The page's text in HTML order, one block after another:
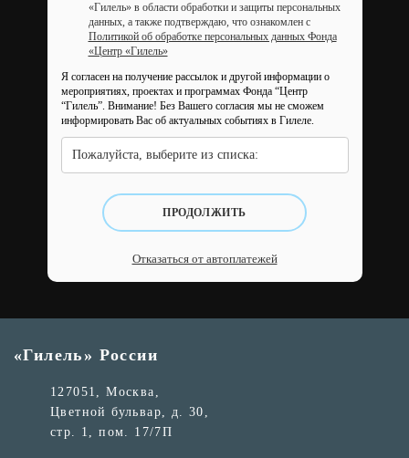
«Гилель» в области обработки и защиты персональных
данных, а также подтверждаю, что ознакомлен с
Политикой об обработке персональных данных Фонда
«Центр «Гилель»
Я согласен на получение рассылок и другой информации о
мероприятиях, проектах и программах Фонда “Центр
“Гилель”. Внимание! Без Вашего согласия мы не сможем
информировать Вас об актуальных событиях в Гилеле.
Пожалуйста, выберите из списка:
ПРОДОЛЖИТЬ
Отказаться от автоплатежей
«Гилель» России
127051, Москва,
Цветной бульвар, д. 30,
стр. 1, пом. 17/7П